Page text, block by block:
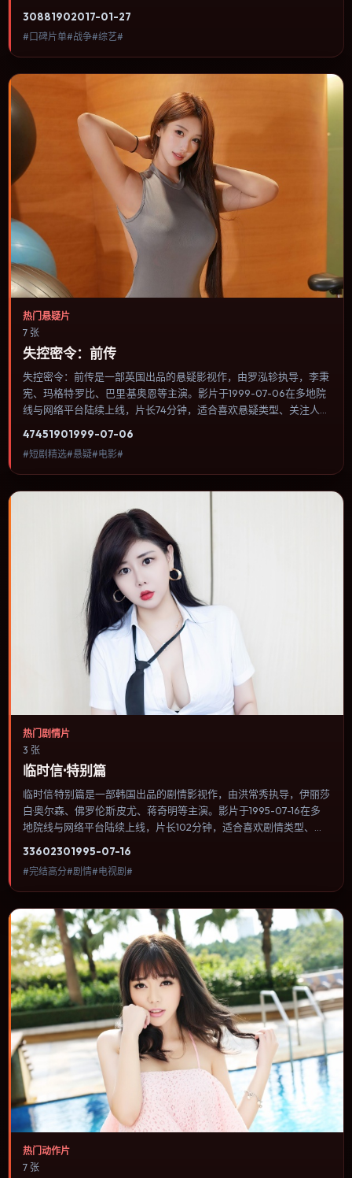
人物选择与情节推进，节奏与视听语言统一，可作为休闲观影或类型
片补片的选择。
30881902017-01-27
#口碑片单#战争#综艺#
热门悬疑片
7 张
失控密令：前传
失控密令：前传是一部英国出品的悬疑影视作，由罗泓轸执导，李秉
宪、玛格特·罗比、巴里·基奥恩等主演。影片于1999-07-06在多地院
线与网络平台陆续上线，片长74分钟，适合喜欢悬疑类型、关注人物
节奏与视听语言统一，可作为休闲观影或类型片补片的选择。
47451901999-07-06
#短剧精选#悬疑#电影#
热门剧情片
3 张
临时信·特别篇
临时信·特别篇是一部韩国出品的剧情影视作，由洪常秀执导，伊丽莎
白·奥尔森、佛罗伦斯·皮尤、蒋奇明等主演。影片于1995-07-16在多
地院线与网络平台陆续上线，片长102分钟，适合喜欢剧情类型、关
进，节奏与视听语言统一，可作为休闲观影或类型片补片的选择。
33602301995-07-16
#完结高分#剧情#电视剧#
热门动作片
7 张